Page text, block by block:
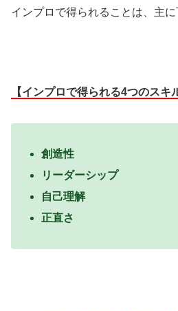
インプロで得られることは、主に
【インプロで得られる4つのスキ
創造性
リーダーシップ
自己理解
正直さ